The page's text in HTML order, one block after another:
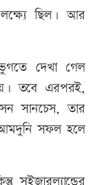
ছিল। আর
দেখা গেল
তবে এরপরই,
সানচেস, তার
আমদুনি সফল হলে